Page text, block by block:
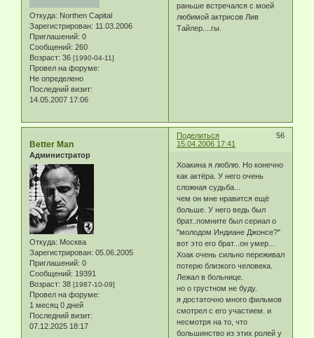
Откуда: Northen Capital
Зарегистрирован: 11.03.2006
Приглашений: 0
Сообщений: 260
Возраст: 36 [1990-04-11]
Провел на форуме:
Не определено
Последний визит:
14.05.2007 17:06
раньше встречался с моей
любимой актрисов Лив
Тайлер....гы.
Поделиться
56
15.04.2006 17:41
Better Man
Администратор
Откуда: Москва
Зарегистрирован: 05.06.2005
Приглашений: 0
Сообщений: 19391
Возраст: 38 [1987-10-09]
Провел на форуме:
1 месяц 0 дней
Последний визит:
07.12.2025 18:17
Хоакина я люблю. Но конечно
как актёра. У него очень
сложная судьба...
чем он мне нравится ещё
больше. У него ведь был
брат..помните был сериал о
"молодом Индиане Джонсе?"
вот это его брат...он умер...
Хоак очень сильно переживал
потерю близкого человека.
Лежал в больнице.
но о грустном не буду.
я достаточно много фильмов
смотрел с его участием. и
несмотря на то, что
большинство из этих ролей у